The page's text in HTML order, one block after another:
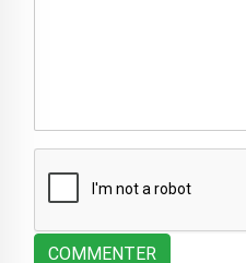
COMMENTER